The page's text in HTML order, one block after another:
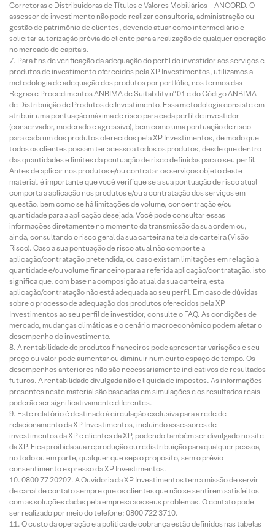
Corretoras e Distribuidoras de Títulos e Valores Mobiliários – ANCORD. O
assessor de investimento não pode realizar consultoria, administração ou
gestão de patrimônio de clientes, devendo atuar como intermediário e
solicitar autorização prévia do cliente para a realização de qualquer operação
no mercado de capitais.
Para fins de verificação da adequação do perfil do investidor aos serviços e
produtos de investimento oferecidos pela XP Investimentos, utilizamos a
metodologia de adequação dos produtos por portfólio, nos termos das
Regras e Procedimentos ANBIMA de Suitability nº 01 e do Código ANBIMA
de Distribuição de Produtos de Investimento. Essa metodologia consiste em
atribuir uma pontuação máxima de risco para cada perfil de investidor
(conservador, moderado e agressivo), bem como uma pontuação de risco
para cada um dos produtos oferecidos pela XP Investimentos, de modo que
todos os clientes possam ter acesso a todos os produtos, desde que dentro
das quantidades e limites da pontuação de risco definidas para o seu perfil.
Antes de aplicar nos produtos e/ou contratar os serviços objeto deste
material, é importante que você verifique se a sua pontuação de risco atual
comporta a aplicação nos produtos e/ou a contratação dos serviços em
questão, bem como se há limitações de volume, concentração e/ou
quantidade para a aplicação desejada. Você pode consultar essas
informações diretamente no momento da transmissão da sua ordem ou,
ainda, consultando o risco geral da sua carteira na tela de carteira (Visão
Risco). Caso a sua pontuação de risco atual não comporte a
aplicação/contratação pretendida, ou caso existam limitações em relação à
quantidade e/ou volume financeiro para a referida aplicação/contratação, isto
significa que, com base na composição atual da sua carteira, esta
aplicação/contratação não está adequada ao seu perfil. Em caso de dúvidas
sobre o processo de adequação dos produtos oferecidos pela XP
Investimentos ao seu perfil de investidor, consulte o FAQ. As condições de
mercado, mudanças climáticas e o cenário macroeconômico podem afetar o
desempenho do investimento.
A rentabilidade de produtos financeiros pode apresentar variações e seu
preço ou valor pode aumentar ou diminuir num curto espaço de tempo. Os
desempenhos anteriores não são necessariamente indicativos de resultados
futuros. A rentabilidade divulgada não é líquida de impostos. As informações
presentes neste material são baseadas em simulações e os resultados reais
poderão ser significativamente diferentes.
Este relatório é destinado à circulação exclusiva para a rede de
relacionamento da XP Investimentos, incluindo assessores de
investimentos da XP e clientes da XP, podendo também ser divulgado no site
da XP. Fica proibida sua reprodução ou redistribuição para qualquer pessoa,
no todo ou em parte, qualquer que seja o propósito, sem o prévio
consentimento expresso da XP Investimentos.
0800 77 20202. A Ouvidoria da XP Investimentos tem a missão de servir
de canal de contato sempre que os clientes que não se sentirem satisfeitos
com as soluções dadas pela empresa aos seus problemas. O contato pode
ser realizado por meio do telefone: 0800 722 3710.
O custo da operação e a política de cobrança estão definidos nas tabelas